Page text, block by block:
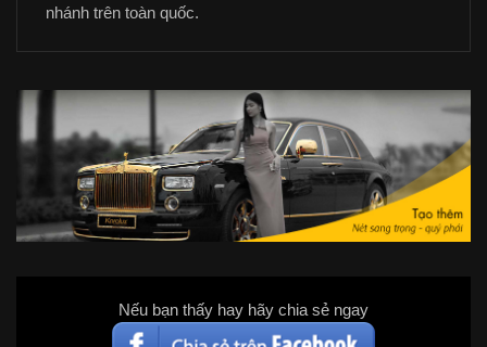
nhánh trên toàn quốc.
Nếu bạn thấy hay hãy chia sẻ ngay